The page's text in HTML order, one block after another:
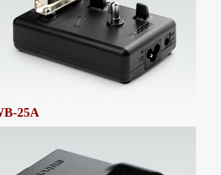
25A